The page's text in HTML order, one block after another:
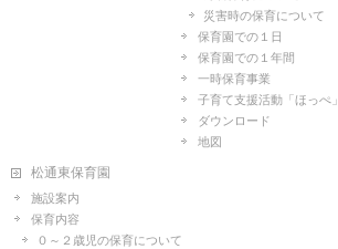
災害時の保育について
保育園での１日
保育園での１年間
一時保育事業
子育て支援活動「ほっぺ」
ダウンロード
地図
松通東保育園
施設案内
保育内容
０～２歳児の保育について